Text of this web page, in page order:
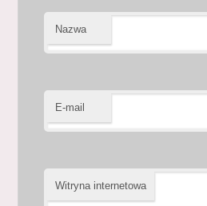
Nazwa
E-mail
Witryna internetowa